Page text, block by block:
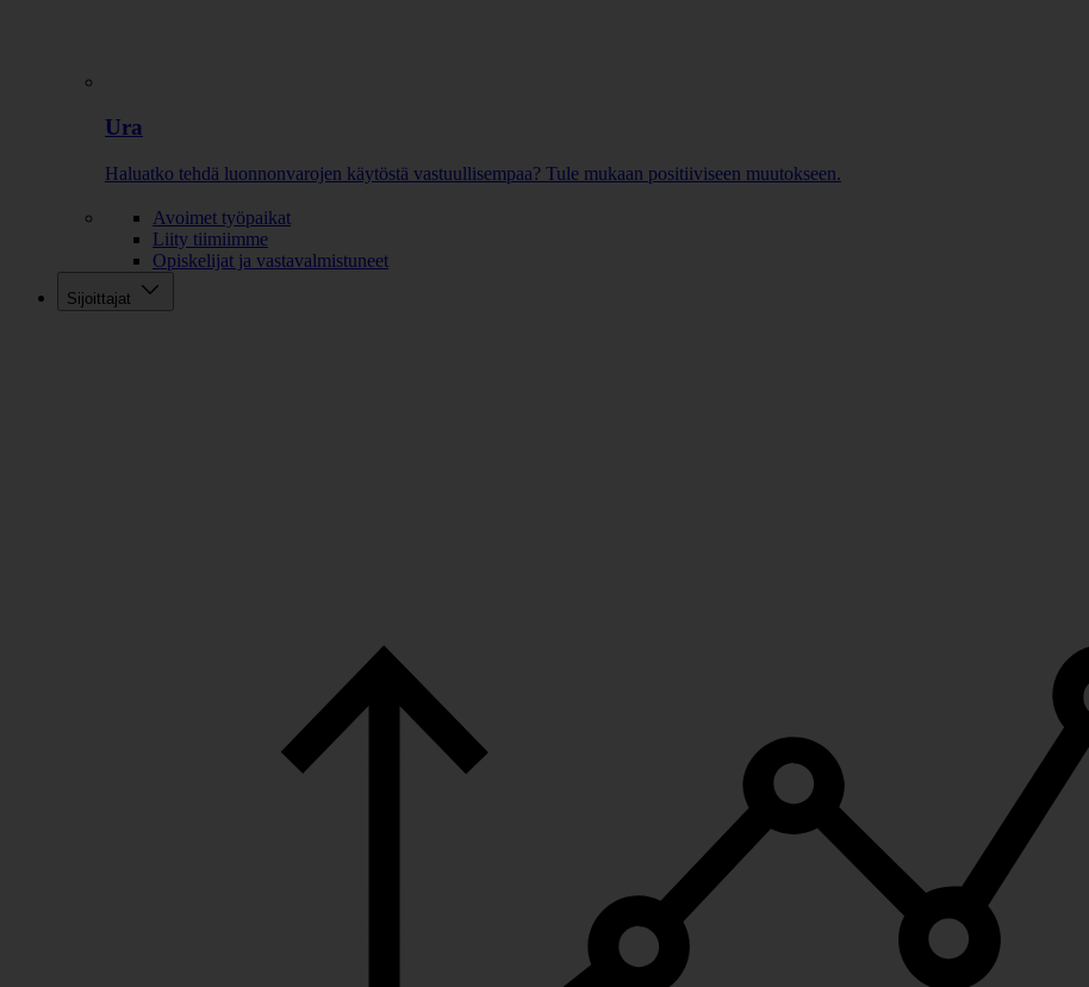
Ura
Haluatko tehdä luonnonvarojen käytöstä vastuullisempaa? Tule mukaan positiiviseen muutokseen.
Avoimet työpaikat
Liity tiimiimme
Opiskelijat ja vastavalmistuneet
Sijoittajat